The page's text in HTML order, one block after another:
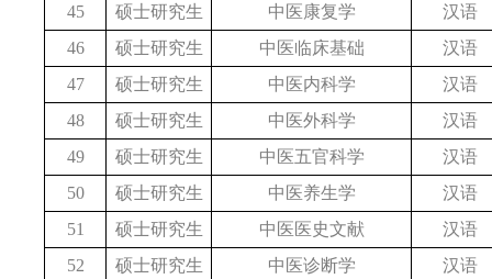
45
硕士研究生 中医康复学
汉语
46
硕士研究生 中医临床基础
汉语
47
硕士研究生 中医内科学
汉语
48
硕士研究生 中医外科学
汉语
49
硕士研究生 中医五官科学
汉语
50
硕士研究生 中医养生学
汉语
51
硕士研究生 中医医史文献
汉语
52
硕士研究生 中医诊断学
汉语